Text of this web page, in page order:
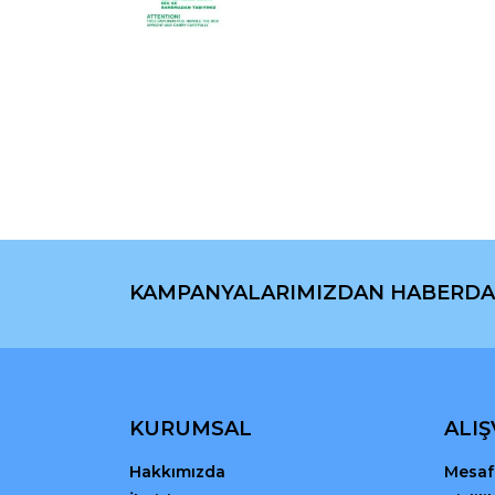
Bu ürünün fiyat bilgisi, resim, ürün
KAMPANYALARIMIZDAN
KURUMSAL
Hakkımızda